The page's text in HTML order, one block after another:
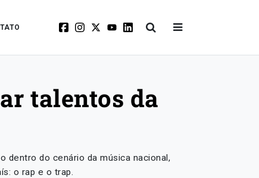
talentos da
dentro do cenário da música nacional,
o rap e o trap.